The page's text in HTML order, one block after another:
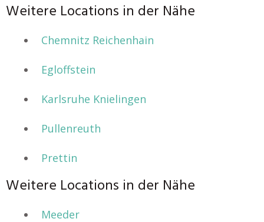
Weitere Locations in der Nähe
Chemnitz Reichenhain
Egloffstein
Karlsruhe Knielingen
Pullenreuth
Prettin
Weitere Locations in der Nähe
Meeder